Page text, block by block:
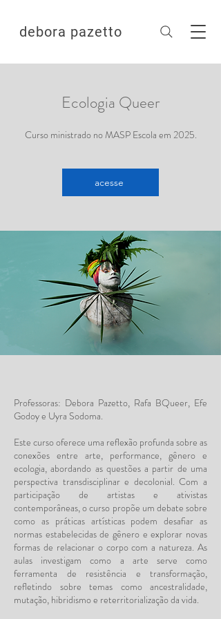
debora pazetto
Ecologia Queer
Curso ministrado no MASP Escola em 2025.
acesse
Professoras: Debora Pazetto, Rafa BQueer, Efe
Godoy e Uyra Sodoma.
Este curso oferece uma reflexão profunda sobre as
conexões entre arte, performance, gênero e
ecologia, abordando as questões a partir de uma
perspectiva transdisciplinar e decolonial. Com a
participação de artistas e ativistas
contemporâneas, o curso propõe um debate sobre
como as práticas artísticas podem desafiar as
normas estabelecidas de gênero e explorar novas
formas de relacionar o corpo com a natureza. As
aulas investigam como a arte serve como
ferramenta de resistência e transformação,
refletindo sobre temas como ancestralidade,
mutação, hibridismo e reterritorialização da vida.